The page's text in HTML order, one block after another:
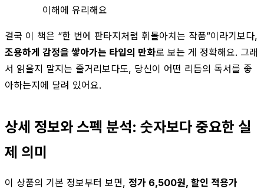
이해에 유리해요
결국 이 책은 “한 번에 판타지처럼 휘몰아치는 작품”이라기보다,
조용하게 감정을 쌓아가는 타입의 만화로 보는 게 정확해요. 그래
서 읽을지 말지는 줄거리보다도, 당신이 어떤 리듬의 독서를 좋
아하는지에 달려 있어요.
상세 정보와 스펙 분석: 숫자보다 중요한 실
제 의미
이 상품의 기본 정보부터 보면, 정가 6,500원, 할인 적용가